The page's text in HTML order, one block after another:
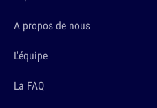
A propos de nous
L'équipe
La FAQ